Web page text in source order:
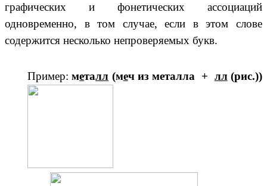
графических и фонетических ассоциаций
одновременно, в том случае, если в этом слове
содержится несколько непроверяемых букв.
Пример:металл (меч из металла + лл(рис.))